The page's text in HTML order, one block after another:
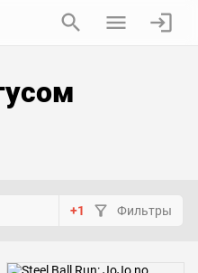
+1 Фильтры